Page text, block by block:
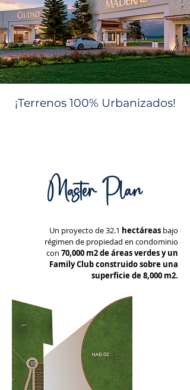
¡Terrenos 100% Urbanizados!
Master Plan
Un proyecto de 32.1 hectáreas bajo
régimen de propiedad en condominio
con 70,000 m2 de áreas verdes y un
Family Club construido sobre una
superficie de 8,000 m2.